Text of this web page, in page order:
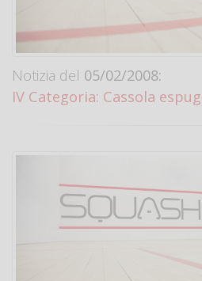
Notizia del 05/02/2008:
IV Categoria: Cassola